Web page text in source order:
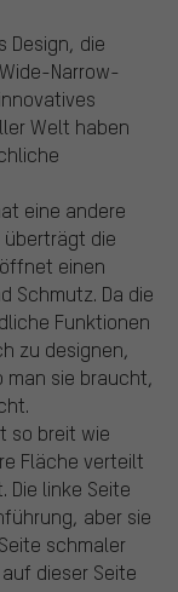
Design, die
Narrow-
Welt haben
eine andere
überträgt die
einen
Schmutz. Da die
Funktionen
zu designen,
man sie braucht,
so breit wie
Fläche verteilt
Die linke Seite
aber sie
schmaler
dieser Seite